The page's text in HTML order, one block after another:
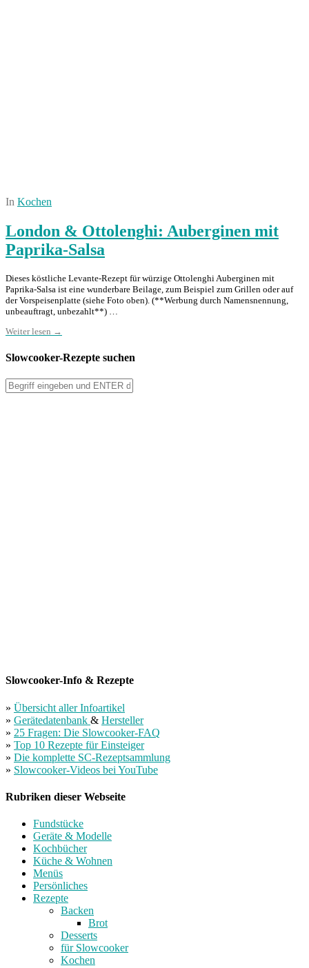
In Kochen
London & Ottolenghi: Auberginen mit
Paprika-Salsa
Dieses köstliche Levante-Rezept für würzige Ottolenghi Auberginen mit
Paprika-Salsa ist eine wunderbare Beilage, zum Beispiel zum Grillen oder auf
der Vorspeisenplatte (siehe Foto oben). (**Werbung durch Namensnennung,
unbeauftragt, unbezahlt**) …
Weiter lesen →
Slowcooker-Rezepte suchen
Slowcooker-Info & Rezepte
» Übersicht aller Infoartikel
» Gerätedatenbank & Hersteller
» 25 Fragen: Die Slowcooker-FAQ
» Top 10 Rezepte für Einsteiger
» Die komplette SC-Rezeptsammlung
» Slowcooker-Videos bei YouTube
Rubriken dieser Webseite
Fundstücke
Geräte & Modelle
Kochbücher
Küche & Wohnen
Menüs
Persönliches
Rezepte
Backen
Brot
Desserts
für Slowcooker
Kochen